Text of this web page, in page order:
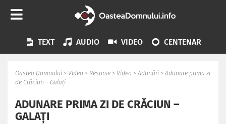
TEXT AUDIO VIDEO CENTENAR
Oastea Domnului > Video > Resurse > Video > Adunări > Adunare prima zi
de Crăciun – Galați
ADUNARE PRIMA ZI DE CRĂCIUN –
GALAȚI